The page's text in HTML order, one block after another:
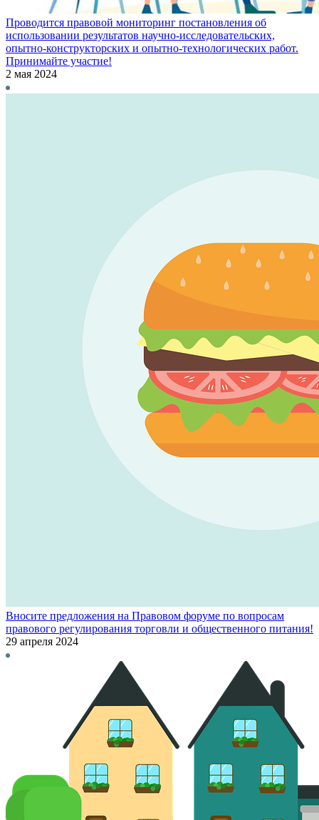
Проводится правовой мониторинг постановления об
использовании результатов научно-исследовательских,
опытно-конструкторских и опытно-технологических работ.
Принимайте участие!
2 мая 2024
Вносите предложения на Правовом форуме по вопросам
правового регулирования торговли и общественного питания!
29 апреля 2024